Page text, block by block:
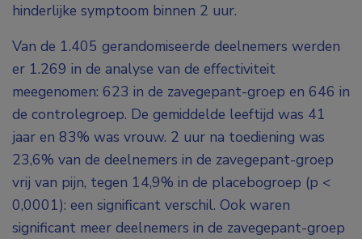
hinderlijke symptoom binnen 2 uur.
Van de 1.405 gerandomiseerde deelnemers werden
er 1.269 in de analyse van de effectiviteit
meegenomen: 623 in de zavegepant-groep en 646 in
de controlegroep. De gemiddelde leeftijd was 41
jaar en 83% was vrouw. 2 uur na toediening was
23,6% van de deelnemers in de zavegepant-groep
vrij van pijn, tegen 14,9% in de placebogroep (p <
0,0001): een significant verschil. Ook waren
significant meer deelnemers in de zavegepant-groep